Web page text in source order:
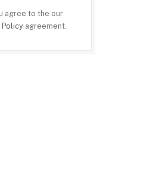
agree to the our
Policy agreement.